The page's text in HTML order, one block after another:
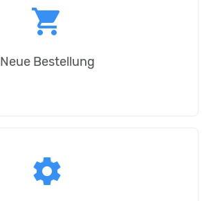
shopping_cart
Neue Bestellung
settings